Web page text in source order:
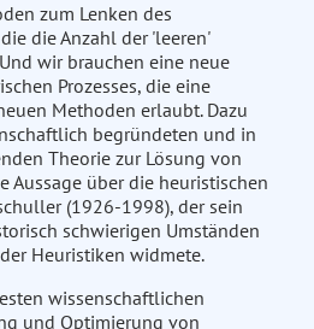
zum Lenken des
die Anzahl der 'leeren'
wir brauchen eine neue
Prozesses, die eine
Methoden erlaubt. Dazu
begründeten und in
Theorie zur Lösung von
Aussage über die heuristischen
(1926-1998), der sein
schwierigen Umständen
Heuristiken widmete.
wissenschaftlichen
und Optimierung von